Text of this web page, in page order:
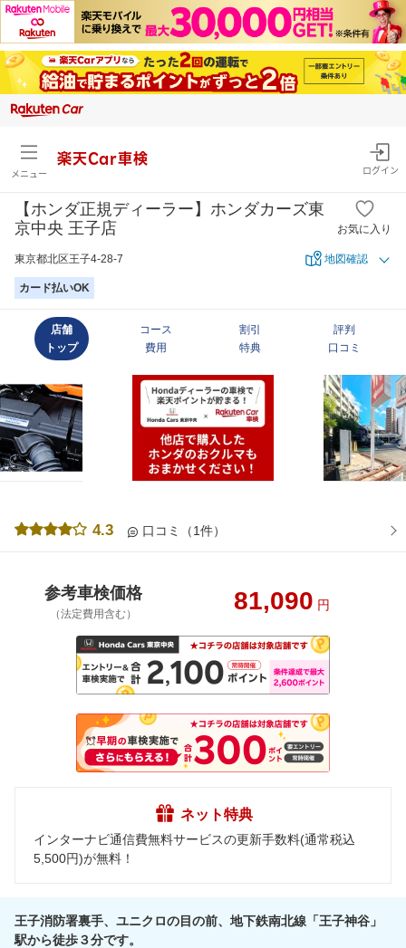
メニュー
楽天Car車検
ログイン
【ホンダ正規ディーラー】ホンダカーズ東
京中央 王子店
お気に入り
東京都北区王子4-28-7 地図確認
カード払いOK
店舗
トップ
コース
費用
割引
特典
評判
口コミ
4.3 口コミ（1件）
参考車検価格
（法定費用含む） 81,090 円
ネット特典
インターナビ通信費無料サービスの更新手数料(通常税込
5,500円)が無料！
王子消防署裏手、ユニクロの目の前、地下鉄南北線「王子神谷」
駅から徒歩３分です。